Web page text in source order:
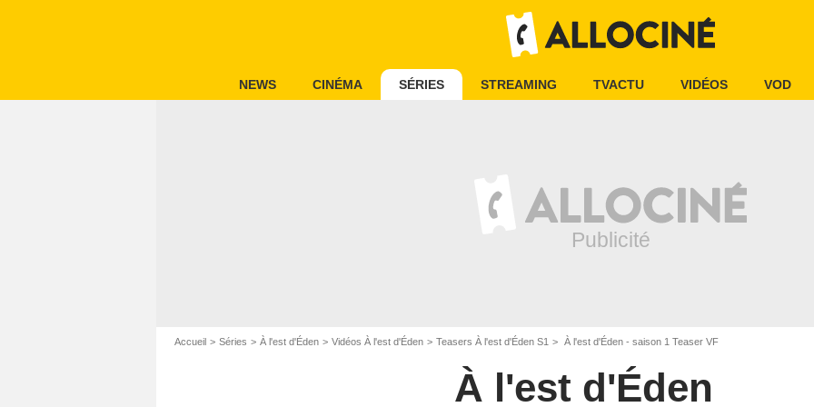
NEWS CINÉMA SÉRIES STREAMING TVACTU VIDÉOS VOD
Accueil Séries À l'est d'Éden Vidéos À l'est d'Éden Teasers À l'est d'Éden S1 À l'est d'Éden - saison 1 Teaser VF
À l'est d'Éden